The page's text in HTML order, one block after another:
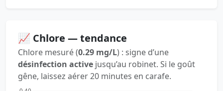
📈 Chlore — tendance
Chlore mesuré (0.29 mg/L) : signe d’une
désinfection active jusqu’au robinet. Si le goût
gêne, laissez aérer 20 minutes en carafe.